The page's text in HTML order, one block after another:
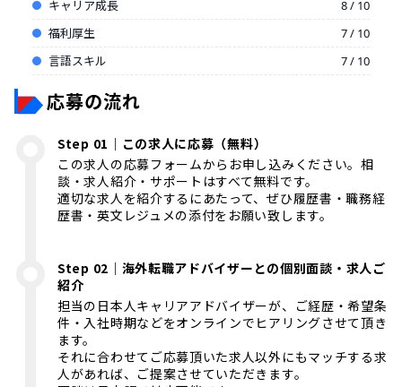
キャリア成長
8 / 10
福利厚生
7 / 10
言語スキル
7 / 10
応募の流れ
Step 01｜この求人に応募（無料）
この求人の応募フォームからお申し込みください。相
談・求人紹介・サポートはすべて無料です。
適切な求人を紹介するにあたって、ぜひ履歴書・職務経
歴書・英文レジュメの添付をお願い致します。
Step 02｜海外転職アドバイザーとの個別面談・求人ご
紹介
担当の日本人キャリアアドバイザーが、ご経歴・希望条
件・入社時期などをオンラインでヒアリングさせて頂き
ます。
それに合わせてご応募頂いた求人以外にもマッチする求
人があれば、ご提案させていただきます。